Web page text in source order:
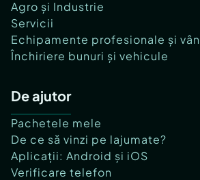
Agro și Industrie
Servicii
Echipamente profesionale și
Închiriere bunuri și vehicule
De ajutor
Pachetele mele
De ce să vinzi pe lajumate?
Aplicații: Android și iOS
Verificare telefon